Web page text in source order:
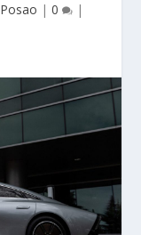
Posao | 0 |